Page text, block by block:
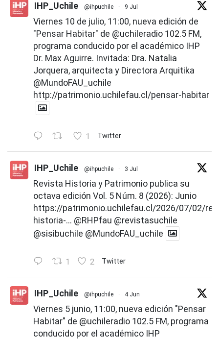
IHP_Uchile @ihpuchile · 9 Jul
Viernes 10 de julio, 11:00, nueva edición de
"Pensar Habitar" de @uchileradio 102.5 FM,
programa conducido por el académico IHP
Dr. Max Aguirre. Invitada: Dra. Natalia
Jorquera, arquitecta y Directora Arquitika
@MundoFAU_uchile
http://patrimonio.uchilefau.cl/pensar-habitar
1 Twitter
IHP_Uchile @ihpuchile · 3 Jul
Revista Historia y Patrimonio publica su
octava edición Vol. 5 Núm. 8 (2026): Junio
https://patrimonio.uchilefau.cl/2026/07/02/
historia-... @RHPfau @revistasuchile
@sisibuchile @MundoFAU_uchile
1 2 Twitter
IHP_Uchile @ihpuchile · 4 Jun
Viernes 5 junio, 11:00, nueva edición "Pensar
Habitar" de @uchileradio 102.5 FM, programa
conducido por el académico IHP